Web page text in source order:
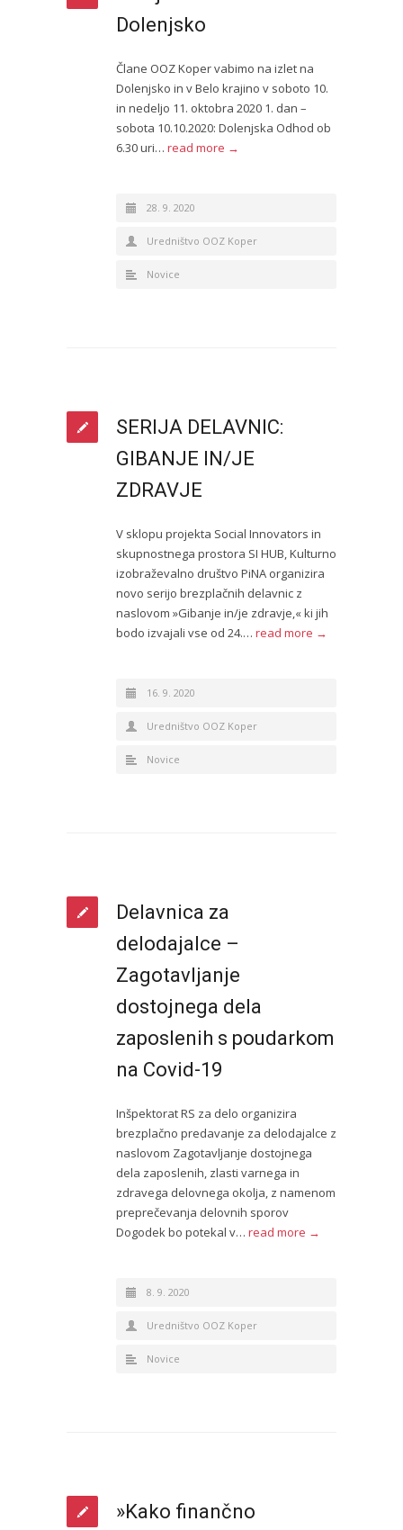
Dolenjsko
Člane OOZ Koper vabimo na izlet na
Dolenjsko in v Belo krajino v soboto 10.
in nedeljo 11. oktobra 2020 1. dan –
sobota 10.10.2020: Dolenjska Odhod ob
6.30 uri… read more →
28. 9. 2020
Uredništvo OOZ Koper
Novice
SERIJA DELAVNIC:
GIBANJE IN/JE
ZDRAVJE
V sklopu projekta Social Innovators in
skupnostnega prostora SI HUB, Kulturno
izobraževalno društvo PiNA organizira
novo serijo brezplačnih delavnic z
naslovom »Gibanje in/je zdravje,« ki jih
bodo izvajali vse od 24.… read more →
16. 9. 2020
Uredništvo OOZ Koper
Novice
Delavnica za
delodajalce –
Zagotavljanje
dostojnega dela
zaposlenih s poudarkom
na Covid-19
Inšpektorat RS za delo organizira
brezplačno predavanje za delodajalce z
naslovom Zagotavljanje dostojnega
dela zaposlenih, zlasti varnega in
zdravega delovnega okolja, z namenom
preprečevanja delovnih sporov
Dogodek bo potekal v… read more →
8. 9. 2020
Uredništvo OOZ Koper
Novice
»Kako finančno